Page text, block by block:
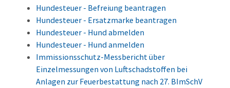
Hundesteuer - Befreiung beantragen
Hundesteuer - Ersatzmarke beantragen
Hundesteuer - Hund abmelden
Hundesteuer - Hund anmelden
Immissionsschutz-Messbericht über
Einzelmessungen von Luftschadstoffen bei
Anlagen zur Feuerbestattung nach 27. BImSchV